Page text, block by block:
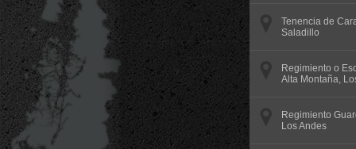
Tenencia de
Saladillo
Regimiento o
Alta Montaña,
Regimiento
Los Andes